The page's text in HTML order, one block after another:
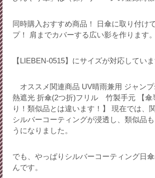
同時購入おすすめ商品！ 日傘に取り付け
プ！ 肩までカバーする広い影を作ります。
【LIEBEN-0515】にサイズが対応していま
オススメ関連商品 UV晴雨兼用 ジャン
熱遮光 折傘(2つ折)フリル 竹製手元 【傘
り！類似品とは違います！】 現在では、
シルバーコーティングが浸透し、類似品
うになりました。
でも、やっぱりシルバーコーティング日
んです。